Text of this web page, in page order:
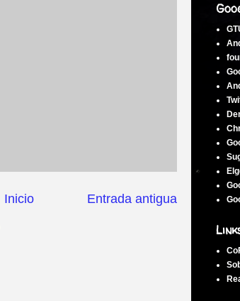
Entrada antigua
Inicio